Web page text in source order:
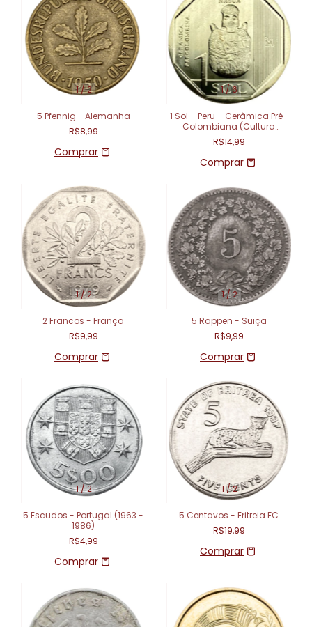
1/2
5 Pfennig - Alemanha
R$8,99
1/6
1 Sol – Peru – Cerâmica Pré-
Colombiana (Cultura
Nazca)
R$14,99
1/2
2 Francos - França
R$9,99
1/2
5 Rappen - Suiça
R$9,99
1/2
5 Escudos - Portugal (1963 -
1986)
R$4,99
1/2
5 Centavos - Eritreia FC
R$19,99